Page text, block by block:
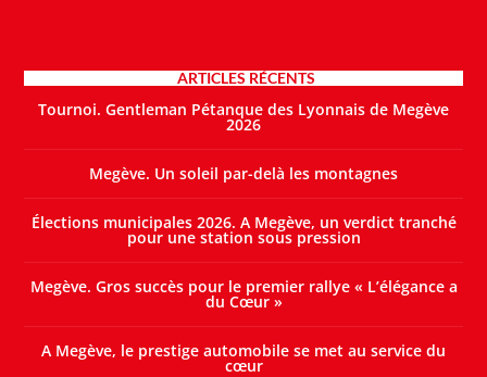
ARTICLES RÉCENTS
Tournoi. Gentleman Pétanque des Lyonnais de Megève
2026
Megève. Un soleil par-delà les montagnes
Élections municipales 2026. A Megève, un verdict tranché
pour une station sous pression
Megève. Gros succès pour le premier rallye « L’élégance a
du Cœur »
A Megève, le prestige automobile se met au service du
cœur